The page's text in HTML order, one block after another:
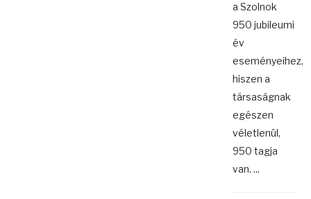
a Szolnok
950 jubileumi
év
eseményeihez,
hiszen a
társaságnak
egészen
véletlenül,
950 tagja
van. ...